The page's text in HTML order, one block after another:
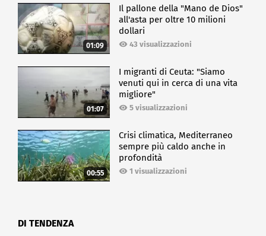
01:09
Il pallone della "Mano de Dios"
all'asta per oltre 10 milioni
dollari
43 visualizzazioni
01:07
I migranti di Ceuta: "Siamo
venuti qui in cerca di una vita
migliore"
5 visualizzazioni
00:55
Crisi climatica, Mediterraneo
sempre più caldo anche in
profondità
1 visualizzazioni
DI TENDENZA